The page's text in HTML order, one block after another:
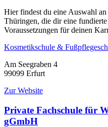
Hier findest du eine Auswahl
Thüringen, die dir eine
Voraussetzungen für deinen
Kosmetikschule &
Am Seegraben 4
99099 Erfurt
Zur Website
Private Fachschule für
gGmbH